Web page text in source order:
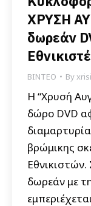
ΧΡΥΣΗ
δωρεάν
ΒΙΝΤΕΟ By
Η “Χρυσή
δώρο DVD
βρώμικης
δωρεάν με